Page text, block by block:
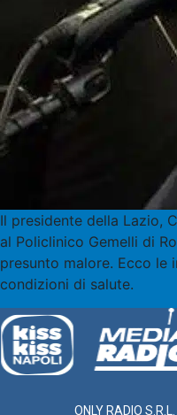
Il presidente della Lazio,
al Policlinico Gemelli di
presunto malore. Ecco le
condizioni di salute.
ONLY RADIO